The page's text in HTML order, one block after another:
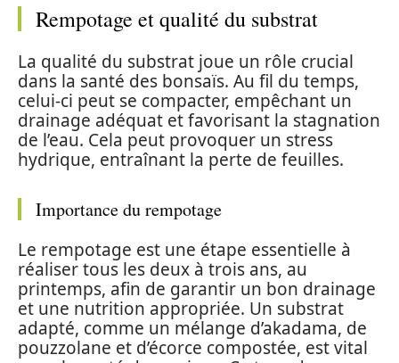
Rempotage et qualité du substrat
La qualité du substrat joue un rôle crucial
dans la santé des bonsaïs. Au fil du temps,
celui-ci peut se compacter, empêchant un
drainage adéquat et favorisant la stagnation
de l’eau. Cela peut provoquer un stress
hydrique, entraînant la perte de feuilles.
Importance du rempotage
Le rempotage est une étape essentielle à
réaliser tous les deux à trois ans, au
printemps, afin de garantir un bon drainage
et une nutrition appropriée. Un substrat
adapté, comme un mélange d’akadama, de
pouzzolane et d’écorce compostée, est vital